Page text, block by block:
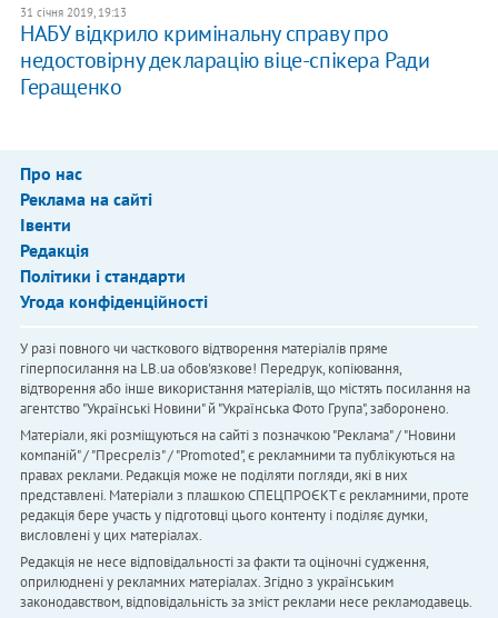
31 січня 2019, 19:13
НАБУ відкрило кримінальну справу про
недостовірну декларацію віце-спікера Ради
Геращенко
Про нас
Реклама на сайті
Івенти
Редакція
Політики і стандарти
Угода конфіденційності
У разі повного чи часткового відтворення матеріалів пряме
гіперпосилання на LB.ua обов'язкове! Передрук, копіювання,
відтворення або інше використання матеріалів, що містять посилання на
агентство "Українськi Новини" й "Українська Фото Група", заборонено.
Матеріали, які розміщуються на сайті з позначкою "Реклама" / "Новини
компаній" / "Пресреліз" / "Promoted", є рекламними та публікуються на
правах реклами. Редакція може не поділяти погляди, які в них
представлені. Матеріали з плашкою СПЕЦПРОЄКТ є рекламними, проте
редакція бере участь у підготовці цього контенту і поділяє думки,
висловлені у цих матеріалах.
Редакція не несе відповідальності за факти та оціночні судження,
оприлюднені у рекламних матеріалах. Згідно з українським
законодавством, відповідальність за зміст реклами несе рекламодавець.